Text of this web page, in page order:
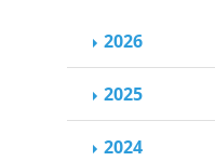
2026
2025
2024